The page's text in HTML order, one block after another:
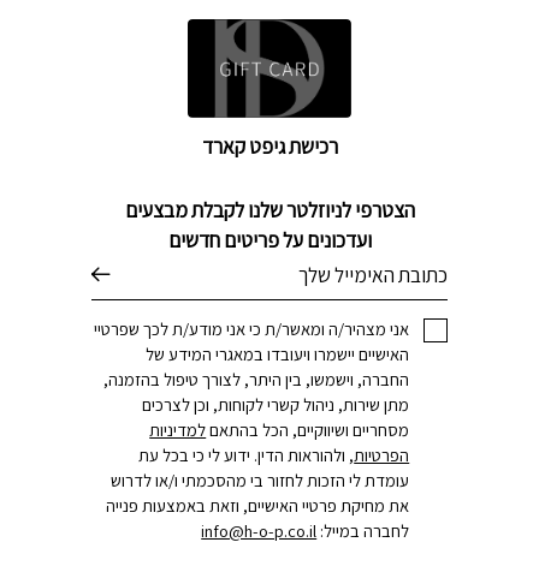
הצטרפי לניוזלטר שלנו לקבלת מבצעים
ועדכונים על פריטים חדשים
אני מצהיר/ה ומאשר/ת כי אני מודע/ת לכך שפרטיי
האישיים יישמרו ויעובדו במאגרי המידע של
החברה, וישמשו, בין היתר, לצורך טיפול בהזמנה,
מתן שירות, ניהול קשרי לקוחות, וכן לצרכים
מסחריים ושיווקיים, הכל בהתאםלמדיניות
הפרטיות, ולהוראות הדין. ידוע לי כי בכל עת
עומדת לי הזכות לחזור בי מהסכמתי ו/או לדרוש
את מחיקת פרטיי האישיים, וזאת באמצעות פנייה
לחברה במייל: info@h-o-p.co.il
רכישת גיפט קארד